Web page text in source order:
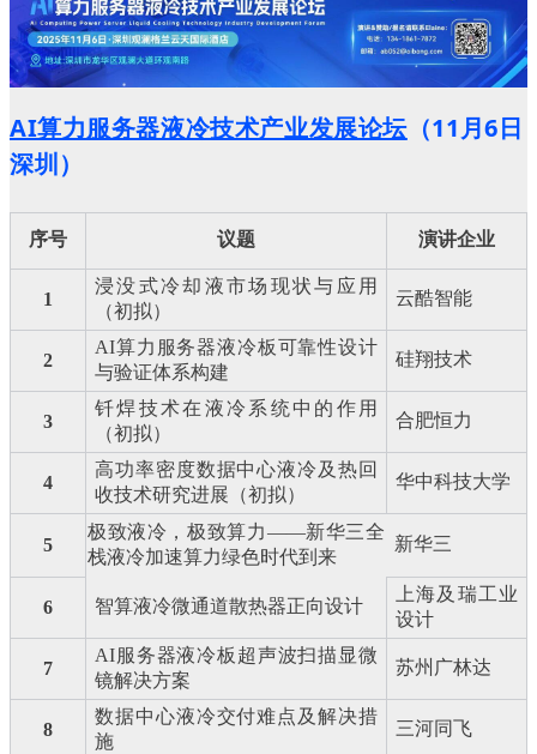
AI算力服务器液冷技术产业发展论坛（11月6日
深圳）
序号 议题 演讲企业
1
浸没式冷却液市场现状与应用
（初拟）
云酷智能
2
AI算力服务器液冷板可靠性设计
与验证体系构建
硅翔技术
3
钎焊技术在液冷系统中的作用
（初拟）
合肥恒力
4
高功率密度数据中心液冷及热回
收技术研究进展（初拟）
华中科技大学
5
极致液冷，极致算力——新华三全
栈液冷加速算力绿色时代到来
新华三
6 智算液冷微通道散热器正向设计
上海及瑞工业
设计
7
AI服务器液冷板超声波扫描显微
镜解决方案
苏州广林达
8
数据中心液冷交付难点及解决措
施
三河同飞